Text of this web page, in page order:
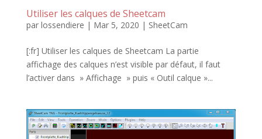
Utiliser les calques de Sheetcam
par lossendiere | Mar 5, 2020 | SheetCam
[:fr] Utiliser les calques de Sheetcam La partie
affichage des calques n’est visible par défaut, il faut
l’activer dans » Affichage » puis « Outil calque »...